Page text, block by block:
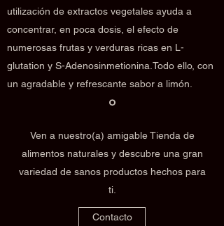
Ven a nuestro(a) amigable Tienda de
alimentos naturales y descubre una gran
variedad de sanos productos hechos para
ti.
Contacto
utilización de extractos vegetales ayuda a
concentrar, en poca dosis, el efecto de
numerosas frutas y verduras ricas en L-
glutation y S-Adenosinmetionina.Todo ello, con
un agradable y refrescante sabor a limón.